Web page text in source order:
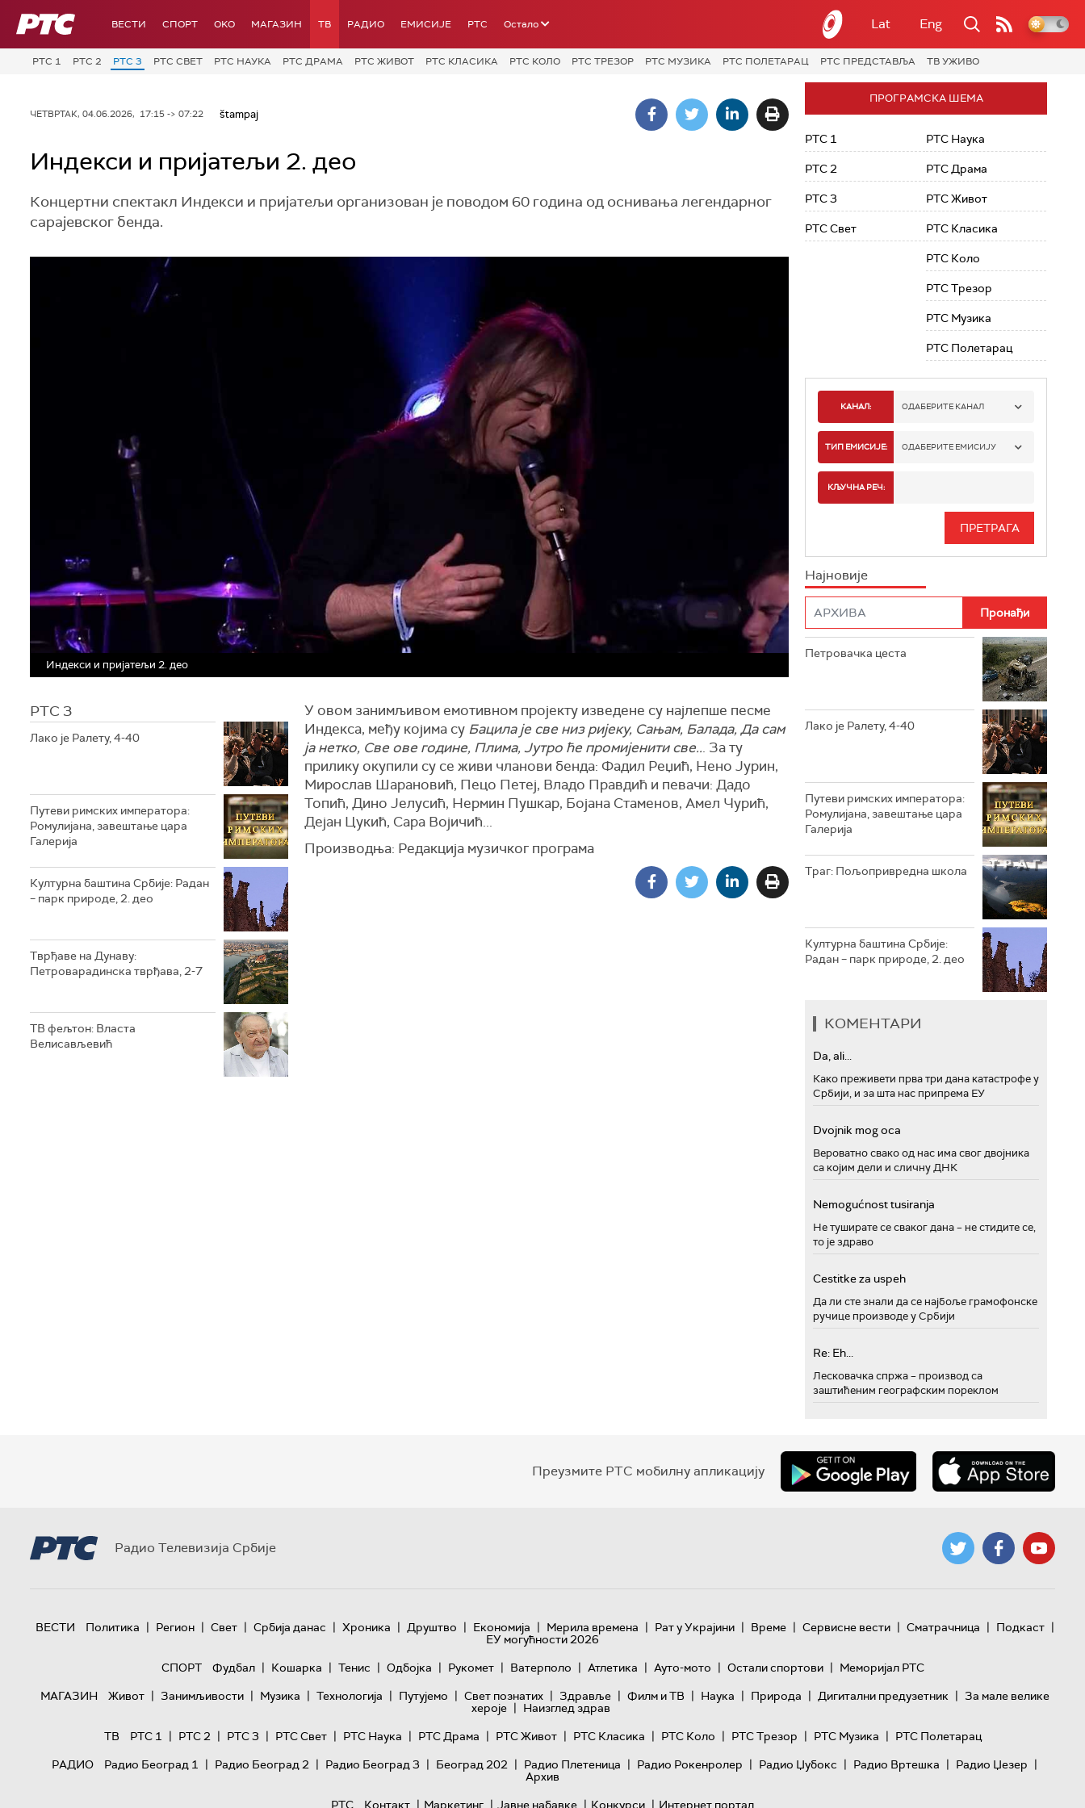
РТС ВЕСТИ СПОРТ OKO МАГАЗИН ТВ РАДИО ЕМИСИЈЕ РТС Остало Lat Eng
РТС 1 РТС 2 РТС 3 РТС СВЕТ РТС НАУКА РТС ДРАМА РТС ЖИВОТ РТС КЛАСИКА РТС КОЛО РТС ТРЕЗОР РТС МУЗИКА РТС ПОЛЕТАРАЦ РТС ПРЕДСТАВЉА ТВ УЖИВО
ЧЕТВРТАК, 04.06.2026, 17:15 -> 07:22 štampaj
Индекси и пријатељи 2. део
Концертни спектакл Индекси и пријатељи организован је поводом 60 година од оснивања легендарног
сарајевског бенда.
Индекси и пријатељи 2. део
РТС 3
Лако је Ралету, 4-40
Путеви римских императора:
Ромулијана, завештање цара
Галерија
Културна баштина Србије: Радан
– парк природе, 2. део
Тврђаве на Дунаву:
Петроварадинска тврђава, 2-7
ТВ фељтон: Власта
Велисављевић
У овом занимљивом емотивном пројекту изведене су најлепше песме
Индекса, међу којима су Бацила је све низ ријеку, Сањам, Балада, Да сам
ја нетко, Све ове године, Плима, Јутро ће промијенити све... За ту
прилику окупили су се живи чланови бенда: Фадил Реџић, Нено Јурин,
Мирослав Шарановић, Пецо Петеј, Владо Правдић и певачи: Дадо
Топић, Дино Јелусић, Нермин Пушкар, Бојана Стаменов, Амел Чурић,
Дејан Цукић, Сара Војичић...
Производња: Редакција музичког програма
ПРОГРАМСКА ШЕМА
РТС 1
РТС 2
РТС 3
РТС Свет
РТС Наука
РТС Драма
РТС Живот
РТС Класика
РТС Коло
РТС Трезор
РТС Музика
РТС Полетарац
КАНАЛ: ОДАБЕРИТЕ КАНАЛ
РТС 1
РТС 3
РТС КЛАСИКА
РТС ТРЕЗОР
РТС ПОЛЕТАРАЦ
ТИП ЕМИСИЈЕ: ОДАБЕРИТЕ ЕМИСИЈУ
КЉУЧНА РЕЧ:
Најновије
Петровачка цеста
Лако је Ралету, 4-40
Путеви римских императора:
Ромулијана, завештање цара
Галерија
Траг: Пољопривредна школа
Културна баштина Србије:
Радан – парк природе, 2. део
КОМЕНТАРИ
Da, ali...
Како преживети прва три дана катастрофе у
Србији, и за шта нас припрема ЕУ
Dvojnik mog oca
Вероватно свако од нас има свог двојника
са којим дели и сличну ДНК
Nemogućnost tusiranja
Не туширате се сваког дана – не стидите се,
то је здраво
Cestitke za uspeh
Да ли сте знали да се најбоље грамофонске
ручице производе у Србији
Re: Eh...
Лесковачка спржа – производ са
заштићеним географским пореклом
Преузмите РТС мобилну апликацију
Радио Телевизија Србије
ВЕСТИ Политика | Регион | Свет | Србија данас | Хроника | Друштво | Економија | Мерила времена | Рат у Украјини | Време | Сервисне вести | Сматрачница | Подкаст |
ЕУ могућности 2026
СПОРТ
Фудбал | Кошарка | Тенис | Одбојка | Рукомет | Ватерполо | Атлетика | Ауто-мото | Остали спортови | Меморијал РТС
МАГАЗИН
Живот | Занимљивости | Музика | Технологијa | Путујемо | Свет познатих | Здравље | Филм и ТВ | Наука | Природа | Дигитални предузетник | За мале велике
хероје | Наизглед здрав
ТВ
РТС 1 | РТС 2 | РТС 3 | РТС Свет | РТС Наука | РТС Драма | РТС Живот | РТС Класика | РТС Коло | РТС Трезор | РТС Музика | РТС Полетарац
РАДИО
Радио Београд 1 | Радио Београд 2 | Радио Београд 3 | Београд 202 | Радио Плетеница | Радио Рокенролер | Радио Џубокс | Радио Вртешка | Радио Џезер |
Архив
РТС
Контакт | Маркетинг | Јавне набавке | Конкурси | Интернет портал